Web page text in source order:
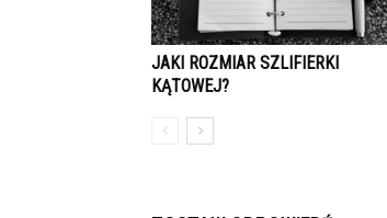
JAKI ROZMIAR SZLIFIERKI
KĄTOWEJ?